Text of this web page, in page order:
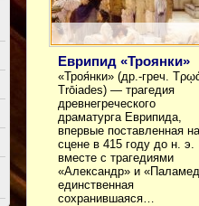
Еврипид «Троянки»
«Троя́нки» (др.-греч.
Trōiades) — трагедия
древнегреческого
драматурга Еврипида,
впервые поставленная на
сцене в 415 году до н. э.
вместе с трагедиями
«Александр» и
единственная
сохранившаяся…